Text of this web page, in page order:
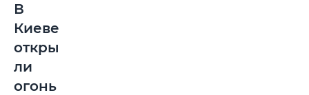
В
Киеве
откры
ли
огонь